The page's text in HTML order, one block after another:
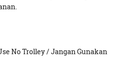
No Trolley / Jangan Gunakan